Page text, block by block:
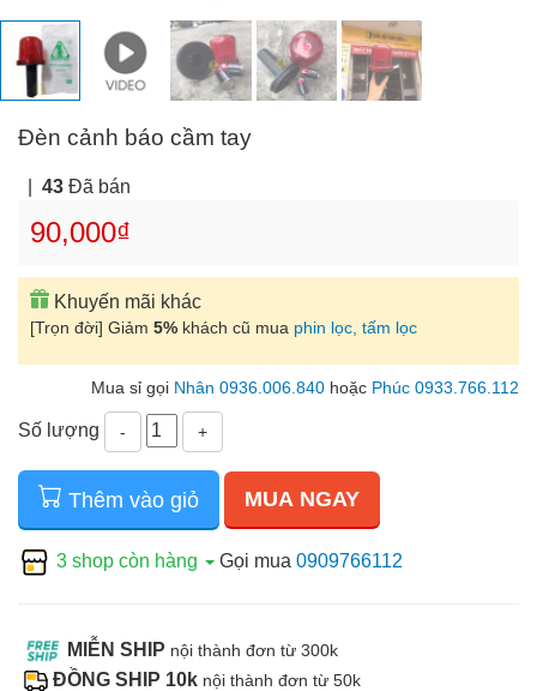
Đèn cảnh báo cầm tay
43 Đã bán
90,000₫
Khuyến mãi khác
[Trọn đời] Giảm 5% khách cũ mua phin lọc, tấm lọc
Mua sỉ gọi Nhân 0936.006.840 hoặc Phúc 0933.766.112
Số lượng - +
Thêm vào giỏ MUA NGAY
3 shop còn hàng Gọi mua 0909766112
MIỄN SHIP nội thành đơn từ 300k
ĐỒNG SHIP 10k nội thành đơn từ 50k